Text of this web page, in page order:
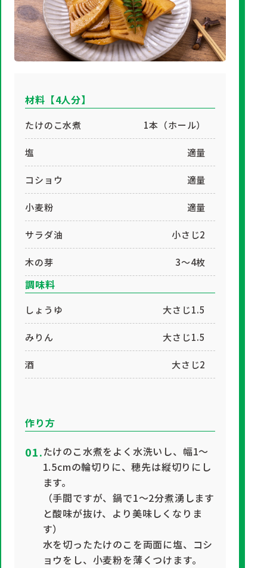
材料【4人分】
たけのこ水煮 1本（ホール）
塩 適量
コショウ 適量
小麦粉 適量
サラダ油 小さじ2
木の芽 3～4枚
調味料
しょうゆ 大さじ1.5
みりん 大さじ1.5
酒 大さじ2
作り方
たけのこ水煮をよく水洗いし、幅1～
1.5cmの輪切りに、穂先は縦切りにし
ます。
（手間ですが、鍋で1～2分煮湧します
と酸味が抜け、より美味しくなりま
す）
水を切ったたけのこを両面に塩、コシ
ョウをし、小麦粉を薄くつけます。